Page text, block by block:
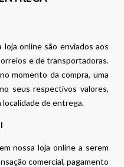
online são enviados aos
e de transportadoras.
momento da compra, uma
seus respectivos valores,
localidade de entrega.
nossa loja online a serem
comercial, pagamento